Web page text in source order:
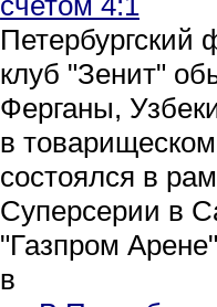
Петербургский
клуб "Зенит"
Ферганы,
в
состоялся в
Суперсерии в
"Газпром
в